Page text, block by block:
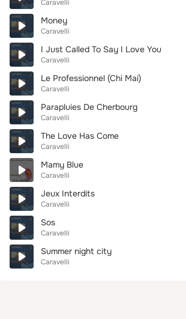
Caravelli
Money
Caravelli
I Just Called To Say I Love You
Caravelli
Le Professionnel (Chi Mai)
Caravelli
Parapluies De Cherbourg
Caravelli
The Love Has Come
Caravelli
Mamy Blue
Caravelli
Jeux Interdits
Caravelli
Sos
Caravelli
Summer night city
Caravelli